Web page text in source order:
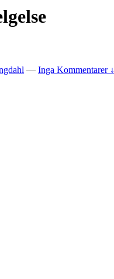
— Inga Kommentarer ↓